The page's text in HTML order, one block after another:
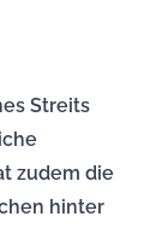
Streits
zudem die
hinter